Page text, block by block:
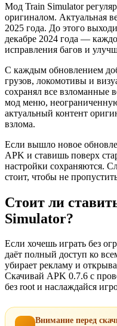
Мод Train Simulator
оригиналом. Актуальная
2025 года. До этого
декабре 2024 года —
исправления багов и
С каждым обновлением
грузов, локомотивы и
сохранял все взломанные
мод меню,
актуальный контент
взлома.
Если вышло новое
APK и ставишь поверх
настройки сохраняются.
стоит, чтобы не
Стоит ли
Simulator?
Если хочешь играть без
даёт полный доступ ко
убирает рекламу и
Скачивай APK 0.7.6 с
без root и наслаждайся
Внимание перед